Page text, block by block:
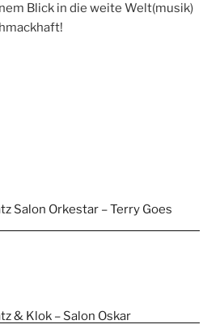
Blick in die weite Welt(musik)
Salon Orkestar – Terry Goes
& Klok – Salon Oskar